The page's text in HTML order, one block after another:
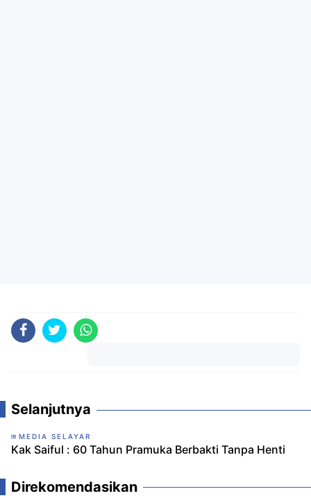
Selanjutnya
MEDIA SELAYAR
Kak Saiful : 60 Tahun Pramuka Berbakti Tanpa Henti
Direkomendasikan